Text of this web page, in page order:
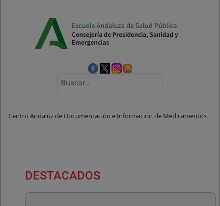
Centro Andaluz de Documentación e Información de Medicamentos
DESTACADOS